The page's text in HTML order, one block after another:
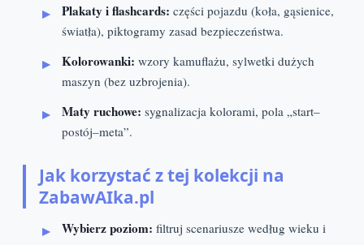
Plakaty i flashcards: części pojazdu (koła, gąsienice,
światła), piktogramy zasad bezpieczeństwa.
Kolorowanki: wzory kamuflażu, sylwetki dużych
maszyn (bez uzbrojenia).
Maty ruchowe: sygnalizacja kolorami, pola „start–
postój–meta”.
Jak korzystać z tej kolekcji na
ZabawAIka.pl
Wybierz poziom: filtruj scenariusze według wieku i